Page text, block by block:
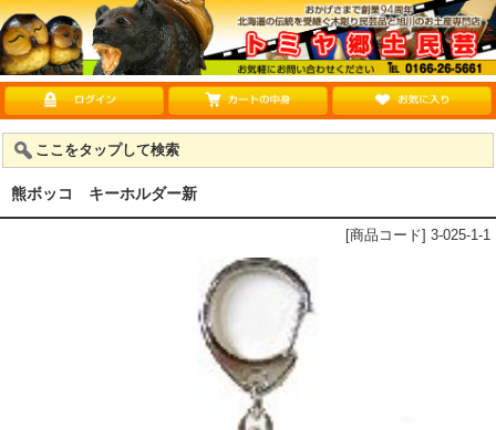
ここをタップして検索
熊ボッコ キーホルダー新
[商品コード] 3-025-1-1